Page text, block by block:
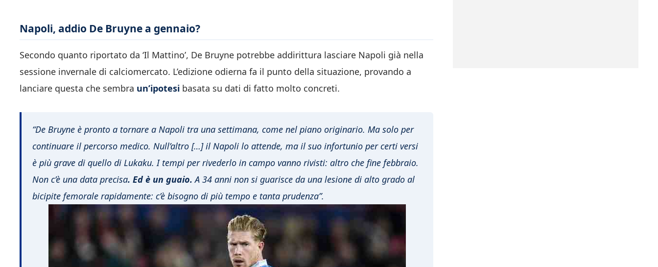
Napoli, addio De Bruyne a gennaio?
Secondo quanto riportato da ‘Il Mattino’, De Bruyne potrebbe addirittura lasciare Napoli già nella
sessione invernale di calciomercato. L’edizione odierna fa il punto della situazione, provando a
lanciare questa che sembra un’ipotesi basata su dati di fatto molto concreti.
“De Bruyne è pronto a tornare a Napoli tra una settimana, come nel piano originario. Ma solo per
continuare il percorso medico. Null’altro […] il Napoli lo attende, ma il suo infortunio per certi versi
è più grave di quello di Lukaku. I tempi per rivederlo in campo vanno rivisti: altro che fine febbraio.
Non c’è una data precisa. Ed è un guaio.A 34 anni non si guarisce da una lesione di alto grado al
bicipite femorale rapidamente: c’è bisogno di più tempo e tanta prudenza”.